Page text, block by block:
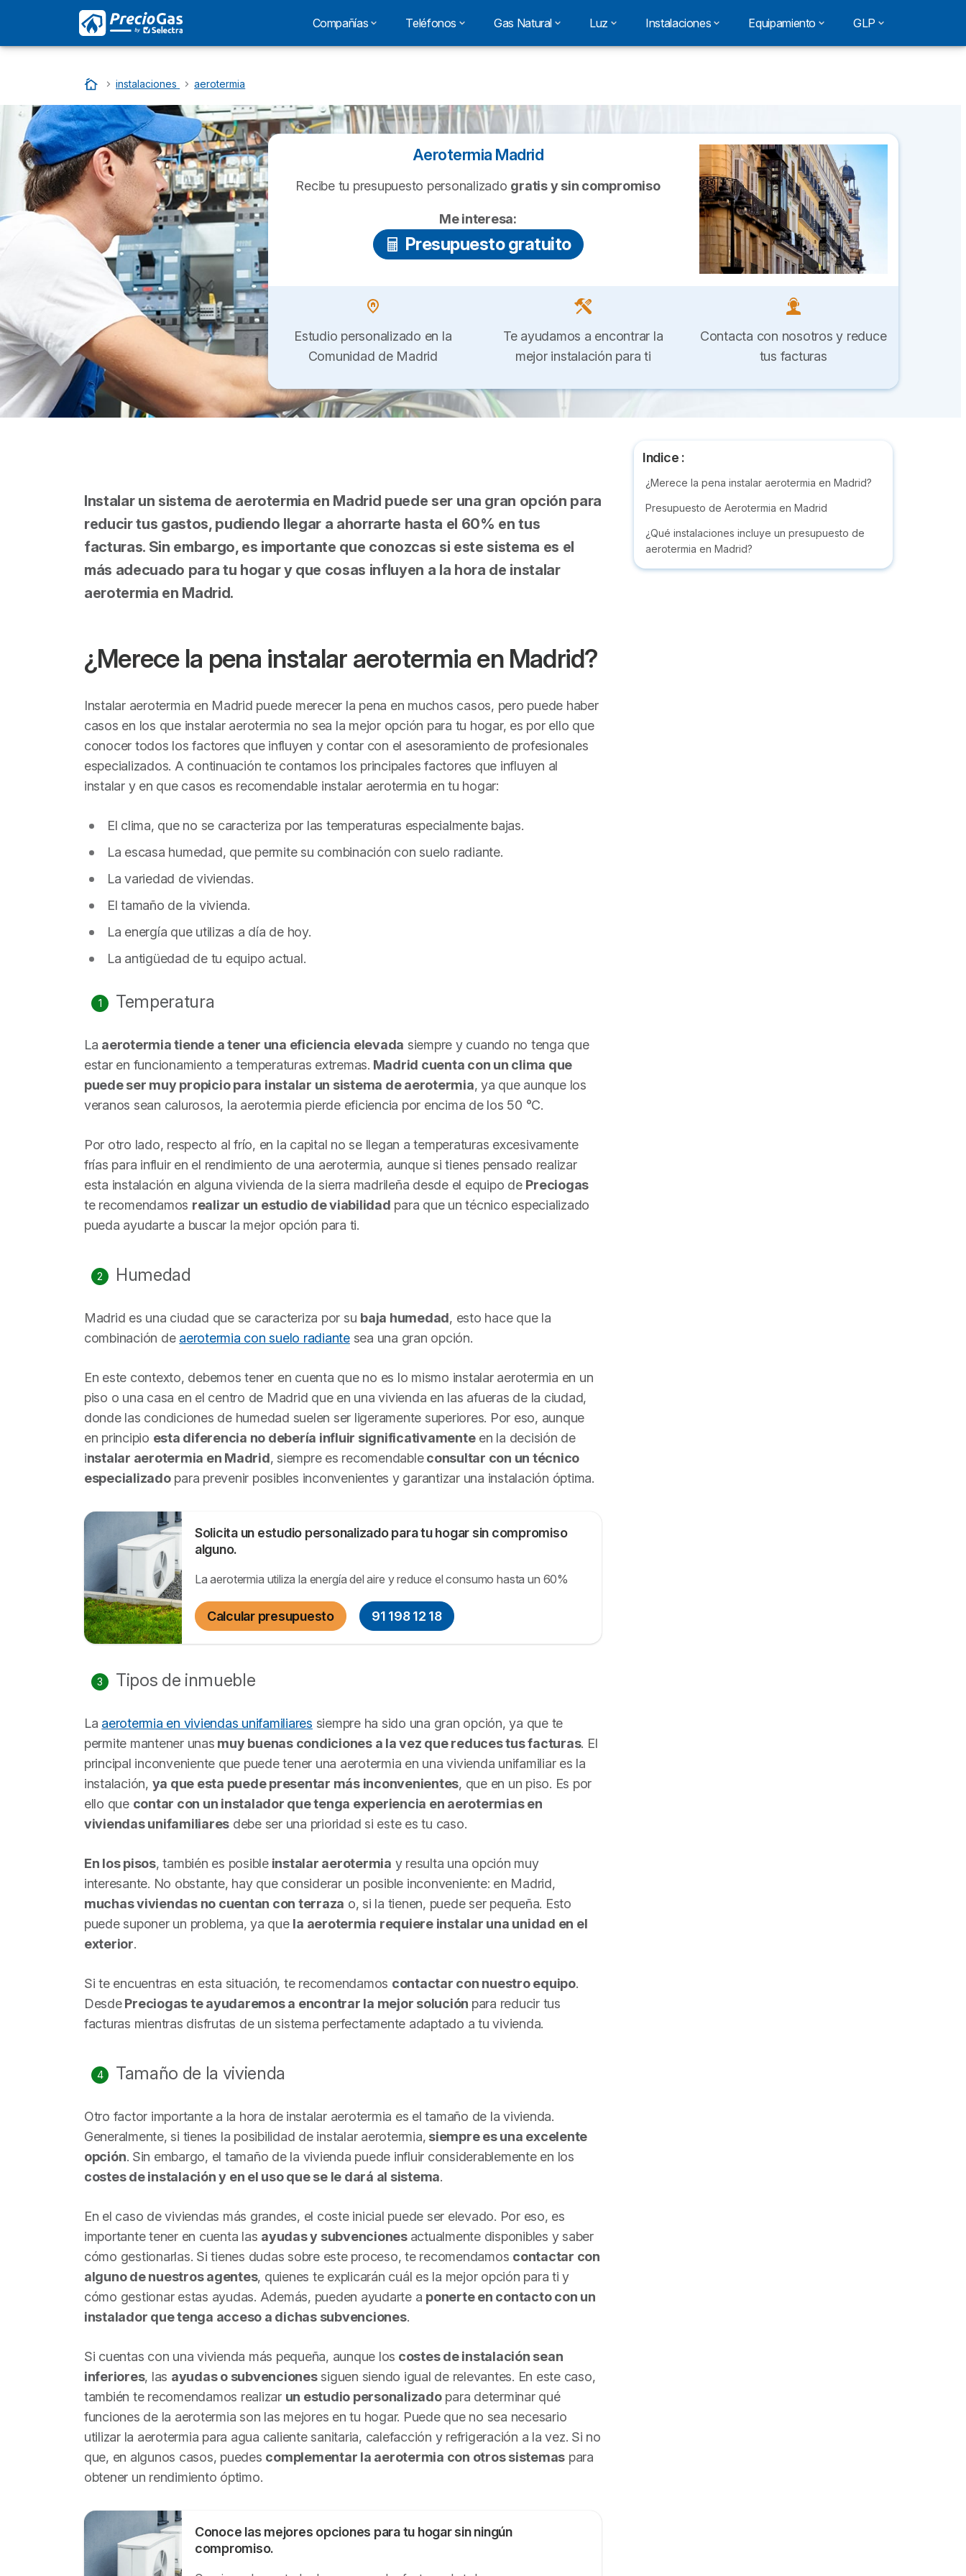
Compañías Teléfonos Gas Natural Luz Instalaciones Equipamiento GLP
Inicio
…
instalaciones …
aerotermia
Aerotermia Madrid
Recibe tu presupuesto personalizado gratis y sin compromiso
Me interesa:
Presupuesto gratuito
Estudio personalizado en la
Comunidad de Madrid
Te ayudamos a encontrar la
mejor instalación para ti
Contacta con nosotros y reduce
tus facturas
Instalar un sistema de aerotermia en Madrid puede ser una gran opción para
reducir tus gastos, pudiendo llegar a ahorrarte hasta el 60% en tus
facturas. Sin embargo, es importante que conozcas si este sistema es el
más adecuado para tu hogar y que cosas influyen a la hora de instalar
aerotermia en Madrid.
¿Merece la pena instalar aerotermia en Madrid?
Instalar aerotermia en Madrid puede merecer la pena en muchos casos, pero puede haber
casos en los que instalar aerotermia no sea la mejor opción para tu hogar, es por ello que
conocer todos los factores que influyen y contar con el asesoramiento de profesionales
especializados. A continuación te contamos los principales factores que influyen al
instalar y en que casos es recomendable instalar aerotermia en tu hogar:
El clima, que no se caracteriza por las temperaturas especialmente bajas.
La escasa humedad, que permite su combinación con suelo radiante.
La variedad de viviendas.
El tamaño de la vivienda.
La energía que utilizas a día de hoy.
La antigüedad de tu equipo actual.
Temperatura
La aerotermia tiende a tener una eficiencia elevada siempre y cuando no tenga que
estar en funcionamiento a temperaturas extremas. Madrid cuenta con un clima que
puede ser muy propicio para instalar un sistema de aerotermia, ya que aunque los
veranos sean calurosos, la aerotermia pierde eficiencia por encima de los 50 °C.
Por otro lado, respecto al frío, en la capital no se llegan a temperaturas excesivamente
frías para influir en el rendimiento de una aerotermia, aunque si tienes pensado realizar
esta instalación en alguna vivienda de la sierra madrileña desde el equipo de Preciogas
te recomendamos realizar un estudio de viabilidad para que un técnico especializado
pueda ayudarte a buscar la mejor opción para ti.
Humedad
Madrid es una ciudad que se caracteriza por su baja humedad, esto hace que la
combinación de aerotermia con suelo radiantesea una gran opción.
En este contexto, debemos tener en cuenta que no es lo mismo instalar aerotermia en un
piso o una casa en el centro de Madrid que en una vivienda en las afueras de la ciudad,
donde las condiciones de humedad suelen ser ligeramente superiores. Por eso, aunque
en principio esta diferencia no debería influir significativamenteen la decisión de
instalar aerotermia en Madrid, siempre es recomendableconsultar con un técnico
especializadopara prevenir posibles inconvenientes y garantizar una instalación óptima.
Solicita un estudio personalizado para tu hogar sin compromiso
alguno.
La aerotermia utiliza la energía del aire y reduce el consumo hasta un 60%
Calcular presupuesto 91 198 12 18
Tipos de inmueble
La aerotermia en viviendas unifamiliares siempre ha sido una gran opción, ya que te
permite mantener unas muy buenas condiciones a la vez que reduces tus facturas. El
principal inconveniente que puede tener una aerotermia en una vivienda unifamiliar es la
instalación, ya que esta puede presentar más inconvenientes, que en un piso. Es por
ello que contar con un instalador que tenga experiencia en aerotermias en
viviendas unifamiliares debe ser una prioridad si este es tu caso.
En los pisos, también es posibleinstalar aerotermia y resulta una opción muy
interesante. No obstante, hay que considerar un posible inconveniente: en Madrid,
muchas viviendas no cuentan con terraza o, si la tienen, puede ser pequeña. Esto
puede suponer un problema, ya que la aerotermia requiere instalar una unidad en el
exterior.
Si te encuentras en esta situación, te recomendamos contactar con nuestro equipo.
DesdePreciogas te ayudaremos a encontrar la mejor solución para reducir tus
facturas mientras disfrutas de un sistema perfectamente adaptado a tu vivienda.
Tamaño de la vivienda
Otro factor importante a la hora de instalar aerotermia es el tamaño de la vivienda.
Generalmente, si tienes la posibilidad de instalar aerotermia, siempre es una excelente
opción. Sin embargo, el tamaño de la vivienda puede influir considerablemente en los
costes de instalación y en el uso que se le dará al sistema.
En el caso de viviendas más grandes, el coste inicial puede ser elevado. Por eso, es
importante tener en cuenta las ayudas y subvenciones actualmente disponibles y saber
cómo gestionarlas. Si tienes dudas sobre este proceso, te recomendamos contactar con
alguno de nuestros agentes, quienes te explicarán cuál es la mejor opción para ti y
cómo gestionar estas ayudas. Además, pueden ayudarte a ponerte en contacto con un
instalador que tenga acceso a dichas subvenciones.
Si cuentas con una vivienda más pequeña, aunque los costes de instalación sean
inferiores, las ayudas o subvencionessiguen siendo igual de relevantes. En este caso,
también te recomendamos realizar un estudio personalizadopara determinar qué
funciones de la aerotermia son las mejores en tu hogar. Puede que no sea necesario
utilizar la aerotermia para agua caliente sanitaria, calefacción y refrigeración a la vez. Si no
que, en algunos casos, puedes complementar la aerotermia con otros sistemas para
obtener un rendimiento óptimo.
Conoce las mejores opciones para tu hogar sin ningún
compromiso.
Indice :
¿Merece la pena instalar aerotermia en Madrid?
Presupuesto de Aerotermia en Madrid
¿Qué instalaciones incluye un presupuesto de
aerotermia en Madrid?